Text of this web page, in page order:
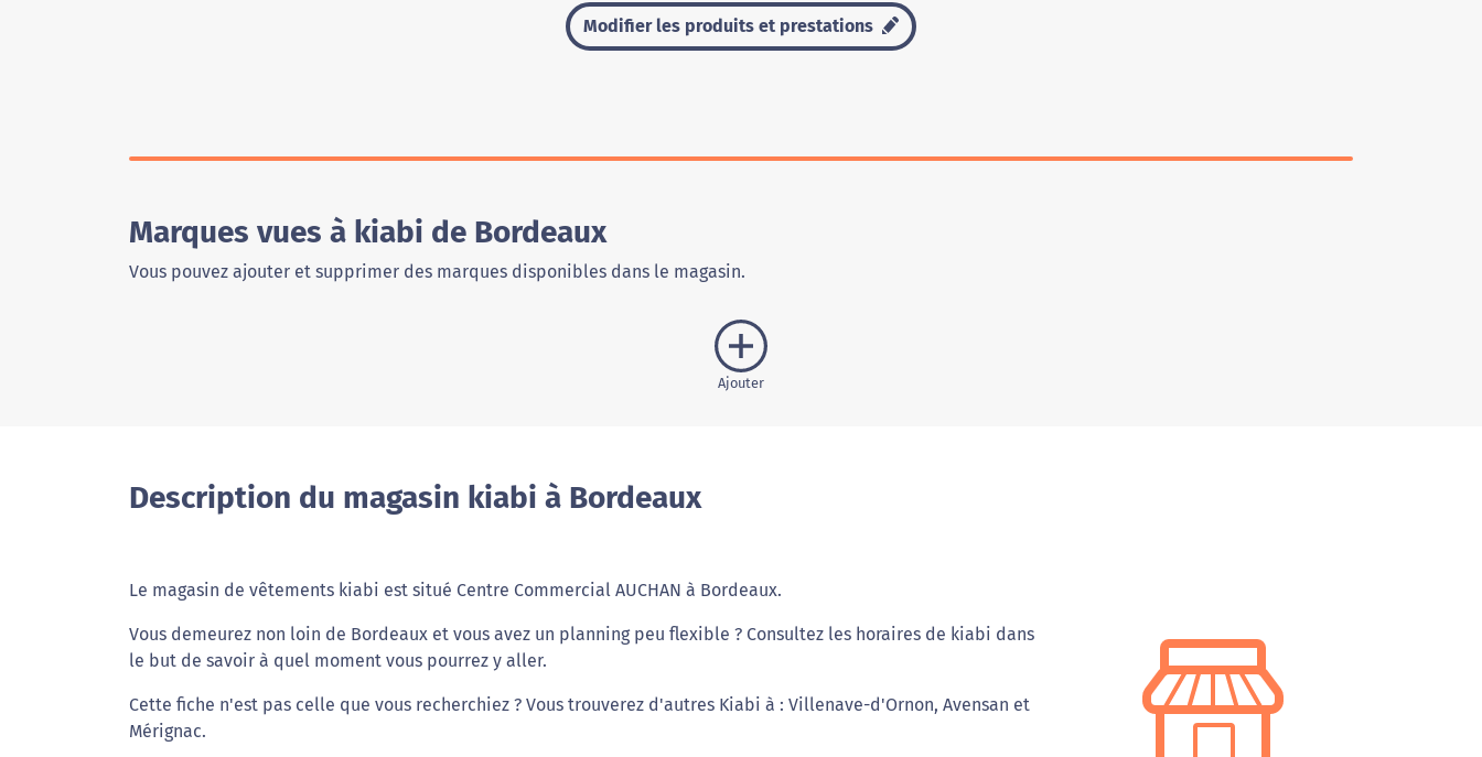
Modifier les produits et prestations
Marques vues à kiabi de Bordeaux
Vous pouvez ajouter et supprimer des marques disponibles dans le magasin.
Ajouter
Description du magasin kiabi à Bordeaux
Le magasin de vêtements kiabi est situé Centre Commercial AUCHAN à Bordeaux.
Vous demeurez non loin de Bordeaux et vous avez un planning peu flexible ? Consultez les horaires de kiabi dans
le but de savoir à quel moment vous pourrez y aller.
Cette fiche n'est pas celle que vous recherchiez ? Vous trouverez d'autres Kiabi à : Villenave-d'Ornon, Avensan et
Mérignac.